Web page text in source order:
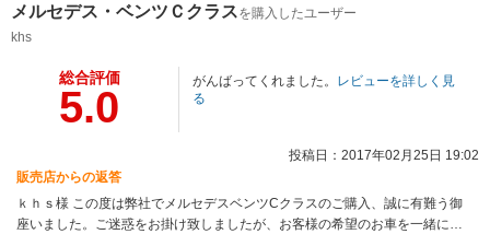
メルセデス・ベンツＣクラスを購入したユーザー
khs
総合評価
5.0
がんばってくれました。 レビューを詳しく見
る
投稿日：2017年02月25日 19:02
販売店からの返答
ｋｈｓ様 この度は弊社でメルセデスベンツCクラスのご購入、誠に有難う御
座いました。ご迷惑をお掛け致しましたが、お客様の希望のお車を一緒に探